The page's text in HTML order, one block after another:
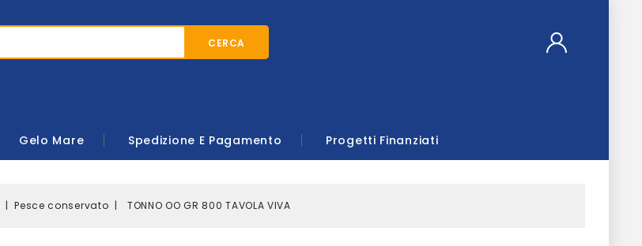
CERCA
Gelo Mare Spedizione E Pagamento Progetti Finanziati
Pesce conservato TONNO OO GR 800 TAVOLA VIVA